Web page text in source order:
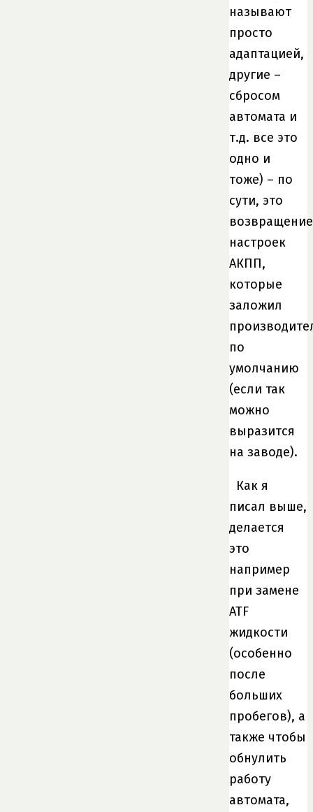
называют
просто
адаптацией,
другие –
сбросом
автомата и
т.д. все это
одно и
тоже) – по
сути, это
возвращение
настроек
АКПП,
которые
заложил
по
умолчанию
(если так
можно
выразится
на заводе).
Как я
писал выше,
делается
это
например
при замене
ATF
жидкости
(особенно
после
больших
пробегов), а
также чтобы
обнулить
работу
автомата,